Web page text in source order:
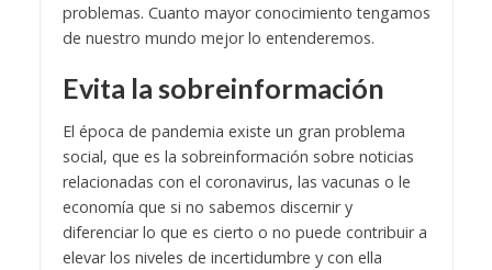
problemas. Cuanto mayor conocimiento tengamos
de nuestro mundo mejor lo entenderemos.
Evita la sobreinformación
El época de pandemia existe un gran problema
social, que es la sobreinformación sobre noticias
relacionadas con el coronavirus, las vacunas o le
economía que si no sabemos discernir y
diferenciar lo que es cierto o no puede contribuir a
elevar los niveles de incertidumbre y con ella